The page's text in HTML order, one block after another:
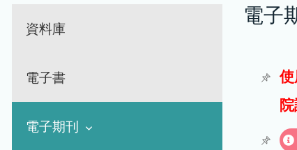
資料庫
電子書
電子期刊
電子